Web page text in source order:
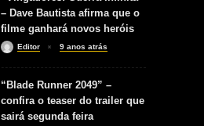
– Dave Bautista afirma que o
filme ganhará novos heróis
Editor 9 anos atrás
“Blade Runner 2049” –
confira o teaser do trailer que
sairá segunda feira